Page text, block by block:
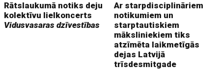
Rātslaukumā notiks deju
kolektīvu lielkoncerts
Vidusvasaras dzīvestības
Ar starpdisciplināriem
notikumiem un
starptautiskiem
māksliniekiem tiks
atzīmēta laikmetīgās
dejas Latvijā
trīsdesmitgade